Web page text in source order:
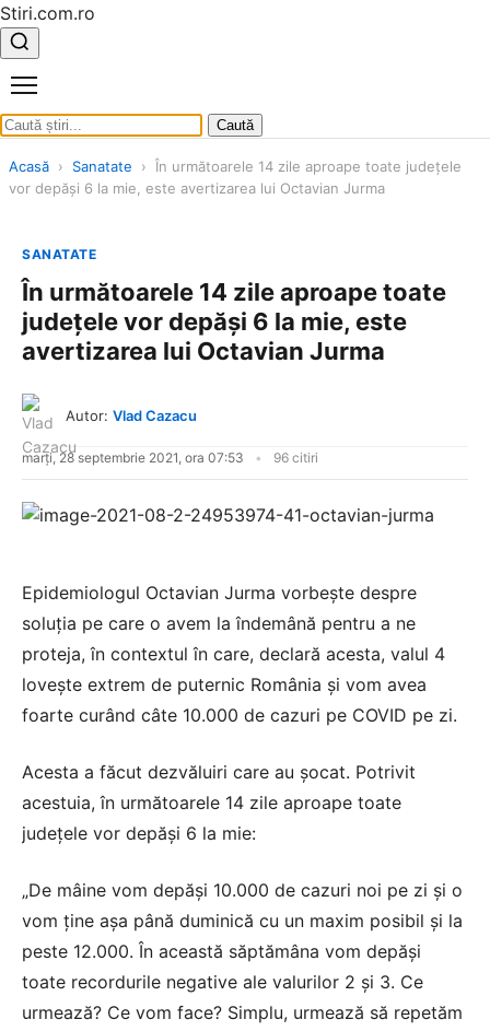
Stiri.com.ro
Caută
Acasă › Sanatate › În următoarele 14 zile aproape toate județele
vor depăși 6 la mie, este avertizarea lui Octavian Jurma
SANATATE
În următoarele 14 zile aproape toate
județele vor depăși 6 la mie, este
avertizarea lui Octavian Jurma
Autor: Vlad Cazacu
marți, 28 septembrie 2021, ora 07:53 96 citiri
Epidemiologul Octavian Jurma vorbește despre
soluția pe care o avem la îndemână pentru a ne
proteja, în contextul în care, declară acesta, valul 4
loveşte extrem de puternic România şi vom avea
foarte curând câte 10.000 de cazuri pe COVID pe zi.
Acesta a făcut dezvăluiri care au șocat. Potrivit
acestuia, în următoarele 14 zile aproape toate
județele vor depăși 6 la mie:
„De mâine vom depăși 10.000 de cazuri noi pe zi și o
vom ține așa până duminică cu un maxim posibil și la
peste 12.000. În această săptămâna vom depăși
toate recordurile negative ale valurilor 2 și 3. Ce
urmează? Ce vom face? Simplu, urmează să repetăm